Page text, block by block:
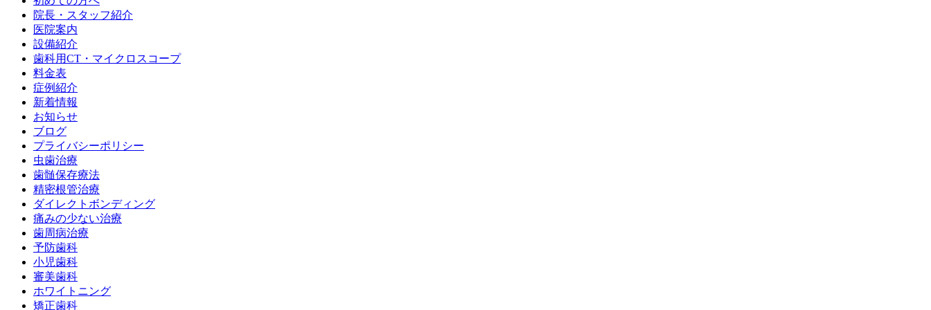
院長・スタッフ紹介
医院案内
設備紹介
歯科用CT・マイクロスコープ
料金表
症例紹介
新着情報
お知らせ
ブログ
プライバシーポリシー
虫歯治療
歯髄保存療法
精密根管治療
ダイレクトボンディング
痛みの少ない治療
歯周病治療
予防歯科
小児歯科
審美歯科
ホワイトニング
矯正歯科